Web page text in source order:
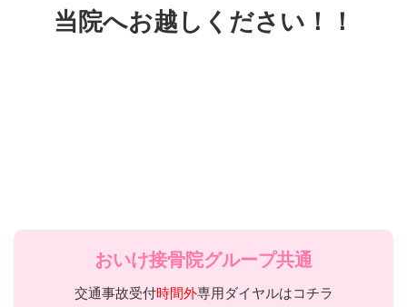
当院へお越しください！！
おいけ接骨院グループ共通
交通事故受付時間外専用ダイヤルはコチラ